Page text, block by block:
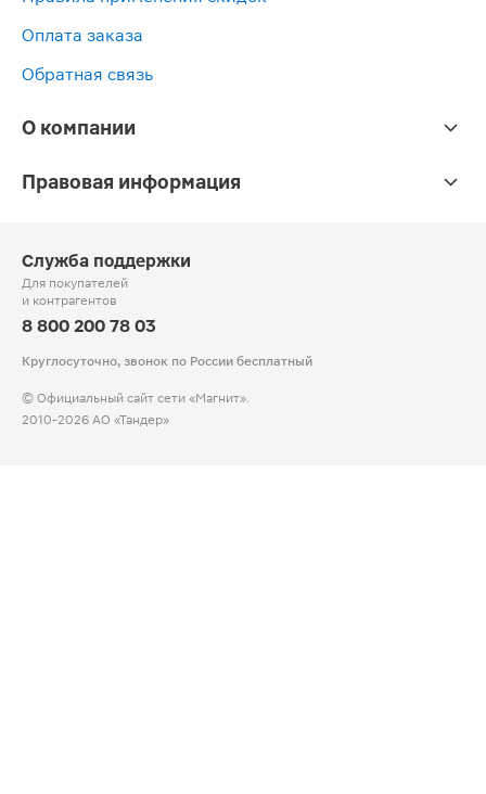
Оплата заказа
Обратная связь
О компании
Правовая информация
Служба поддержки
Для покупателей
и контрагентов
8 800 200 78 03
Круглосуточно, звонок по России бесплатный
© Официальный сайт сети «Магнит».
2010-2026 АО «Тандер»